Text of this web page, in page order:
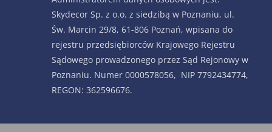
Skydecor Sp. z o.o. z siedzibą w Poznaniu, ul.
Św. Marcin 29/8, 61-806 Poznań, wpisana do
rejestru przedsiębiorców Krajowego Rejestru
Sądowego prowadzonego przez Sąd Rejonowy w
Poznaniu. Numer 0000578056, NIP 7792434774,
REGON: 362596676.